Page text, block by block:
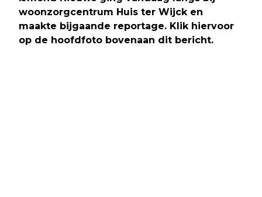
woonzorgcentrum Huis ter Wijck en
maakte bijgaande reportage. Klik hiervoor
op de hoofdfoto bovenaan dit bericht.